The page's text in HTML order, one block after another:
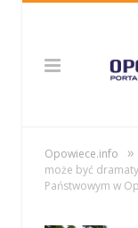
Opowiece.info »
może być
Państwowym w